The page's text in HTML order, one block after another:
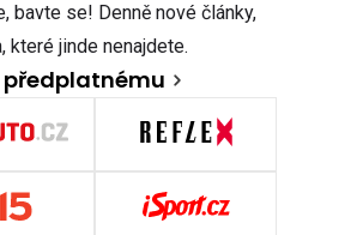
bavte se! Denně nové články,
které jinde nenajdete.
předplatnému